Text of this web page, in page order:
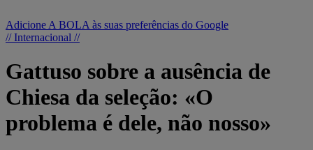
Adicione A BOLA às suas preferências do Google
// Internacional //
Gattuso sobre a ausência de
Chiesa da seleção: «O
problema é dele, não nosso»